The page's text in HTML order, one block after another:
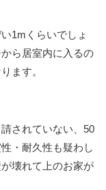
1mくらいでしょ
ら居室内に入るの
ます。
されていない、50
・耐久性も疑わし
壊れて上のお家が